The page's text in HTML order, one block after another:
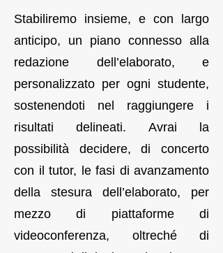
Stabiliremo insieme, e con largo
anticipo, un piano connesso alla
redazione dell’elaborato, e
personalizzato per ogni studente,
sostenendoti nel raggiungere i
risultati delineati. Avrai la
possibilità decidere, di concerto
con il tutor, le fasi di avanzamento
della stesura dell’elaborato, per
mezzo di piattaforme di
videoconferenza, oltreché di